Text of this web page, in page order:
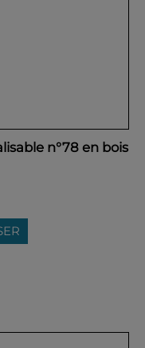
n°78 en bois